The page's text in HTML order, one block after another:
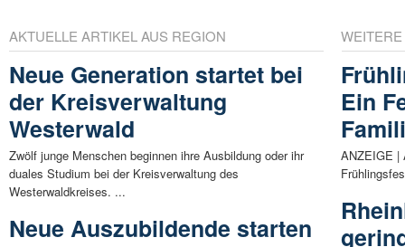
AKTUELLE ARTIKEL AUS REGION
Neue Generation startet bei
der Kreisverwaltung
Westerwald
Zwölf junge Menschen beginnen ihre Ausbildung oder ihr
duales Studium bei der Kreisverwaltung des
Westerwaldkreises. ...
Neue Auszubildende starten
Ein
ANZEIGE |